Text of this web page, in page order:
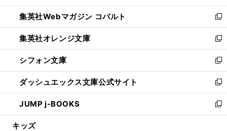
開
く
ウ
で
開
く
ン
ド
ウ
で
開
く
ウ
ィ
ン
ド
ウ
で
開
く
集英社Webマガジン コバルト
新
し
い
ウ
ィ
ン
ド
ウ
で
開
集英社オレンジ文庫
新
し
い
ウ
ィ
ン
ド
ウ
シフォン文庫
新
し
い
ウ
ィ
ン
ダッシュエックス文庫公式サイト
新
し
い
ウ
JUMP j-BOOKS
新
し
キッズ